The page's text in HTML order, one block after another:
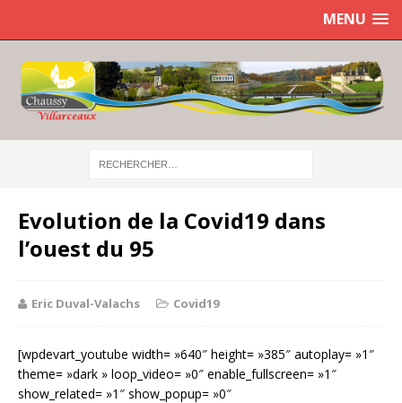
MENU
Evolution de la Covid19 dans
l’ouest du 95
Eric Duval-Valachs Covid19
[wpdevart_youtube width= »640″ height= »385″ autoplay= »1″
theme= »dark » loop_video= »0″ enable_fullscreen= »1″
show_related= »1″ show_popup= »0″